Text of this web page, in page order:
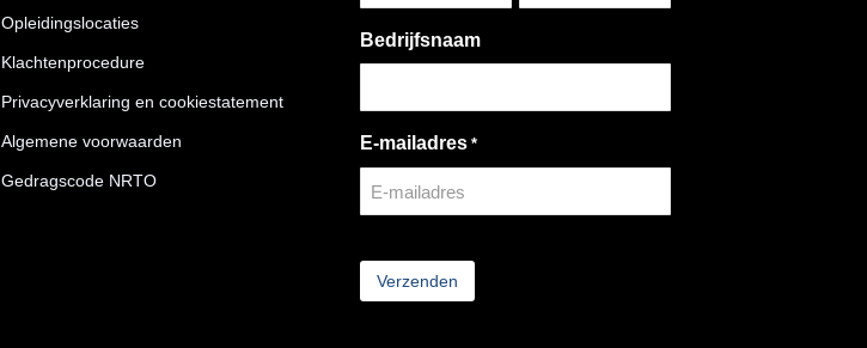
Opleidingslocaties
Klachtenprocedure
Privacyverklaring en cookiestatement
Algemene voorwaarden
Gedragscode NRTO
Bedrijfsnaam
E-mailadres *